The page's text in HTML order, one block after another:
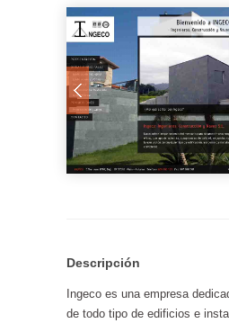
Descripción
Ingeco es una empresa
de todo tipo de edificios e